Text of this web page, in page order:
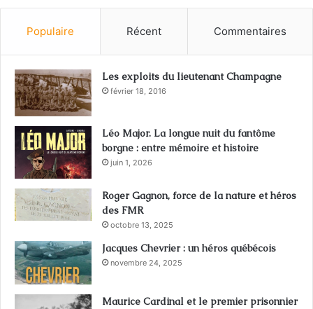
Populaire Récent Commentaires
Les exploits du lieutenant Champagne
février 18, 2016
Léo Major. La longue nuit du fantôme
borgne : entre mémoire et histoire
juin 1, 2026
Roger Gagnon, force de la nature et héros
des FMR
octobre 13, 2025
Jacques Chevrier : un héros québécois
novembre 24, 2025
Maurice Cardinal et le premier prisonnier